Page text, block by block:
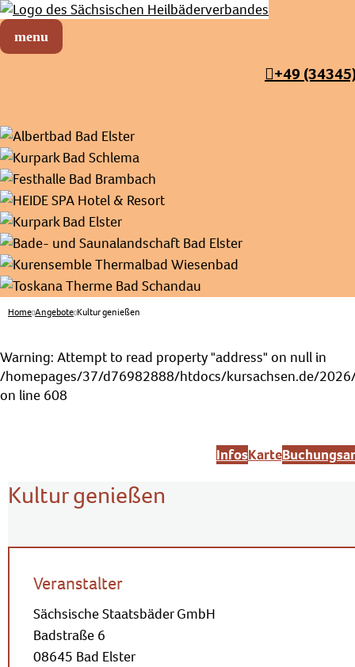
Sächsischer Heilbäderverband
+49
Home Angebote Kultur genießen
Warning: Attempt to read property "address" on null in
/homepages/37/d76982888/htdocs/kursachsen.de/
on line 608
InfosKarte
Kultur genießen
Veranstalter
Sächsische Staatsbäder GmbH
Badstraße 6
08645 Bad Elster